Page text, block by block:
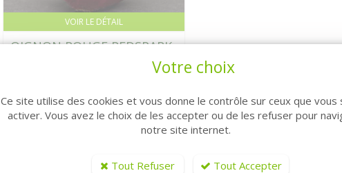
VOIR LE DÉTAIL
OIGNON ROUGE REDSPARK
Votre choix
Ce site utilise des cookies et vous donne le contrôle sur ceux que vous
activer. Vous avez le choix de les accepter ou de les refuser pour
notre site internet.
Tout Refuser Tout Accepter